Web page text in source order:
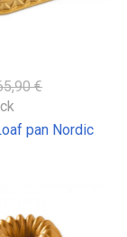
€
pan Nordic